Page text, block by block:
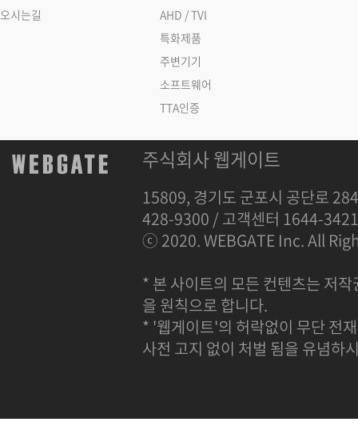
오시는길
AHD / TVI
특화제품
주변기기
소프트웨어
TTA인증
주식회사 웹게이트
15809, 경기도 군포시 공단로
428-9300 / 고객센터 1644-
ⓒ 2020. WEBGATE Inc. All
* 본 사이트의 모든 컨텐츠는 저
을 원칙으로 합니다.
* '웹게이트'의 허락없이 무단 전
사전 고지 없이 처벌 됨을 유념하